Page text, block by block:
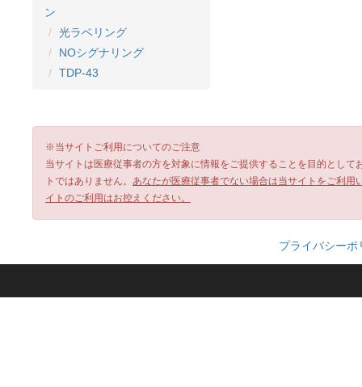
ン
光ラベリング
NOシグナリング
TDP-43
※当サイトご利用についてのご注意
当サイトは医療従事者の方を対象に情報をご提供することを目的とし
トではありません。 あなたが医療従事者でない場合は当サイトをご利
イトのご利用はお控えください。
プライバシーポ